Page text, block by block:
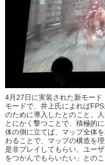
4月27日に実装された新モー
モードで、井上氏によれば
のために導入したとのこと。
とにかく撃つことで、積極的
体の側に立てば、マップ全体
わることで、マップの構造を
是非プレイしてもらい、ユー
をつかんでもらいたい」との